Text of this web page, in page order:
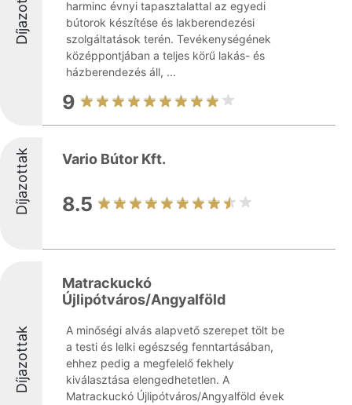
harminc évnyi tapasztalattal az egyedi
bútorok készítése és lakberendezési
szolgáltatások terén. Tevékenységének
középpontjában a teljes körű lakás- és
házberendezés áll, ...
9
Díjazottak Vario Bútor Kft.
8.5
Díjazottak
Matrackuckó
Újlipótváros/Angyalföld
A minőségi alvás alapvető szerepet tölt be
a testi és lelki egészség fenntartásában,
ehhez pedig a megfelelő fekhely
kiválasztása elengedhetetlen. A
Matrackuckó Újlipótváros/Angyalföld évek